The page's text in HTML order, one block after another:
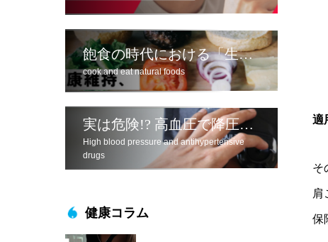
適
そ
肩
保
飽食の時代における「生命を養い健康を保つため」の食べ方とは
cook and eat natural foods
実は危険!? 高血圧で降圧剤服用のデメリット
High blood pressure and antihypertensive
drugs
健康コラム